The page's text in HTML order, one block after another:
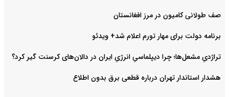
صف طولانی کامیون در مرز افغانستان
برنامه دولت برای مهار تورم اعلام شد+ ویدئو
تراژدیِ مشعل‌ها؛ چرا دیپلماسیِ انرژیِ ایران در دالان‌های کرسنت گیر کرد؟
هشدار استاندار تهران درباره قطعی برق بدون اطلاع